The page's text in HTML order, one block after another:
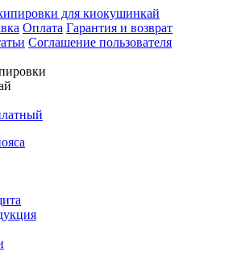
Оплата Гарантия и возврат
Соглашение пользователя